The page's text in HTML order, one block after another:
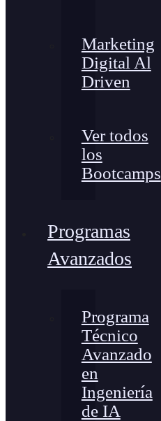
Marketing
Digital Al
Driven
Ver todos
los
Bootcamps
Programas
Avanzados
Programa
Técnico
Avanzado
en
Ingeniería
de IA